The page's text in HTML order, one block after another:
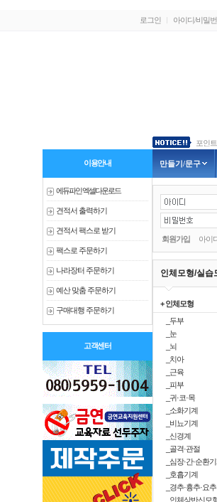
로그인 아이디/비밀
이용안내
에듀파인 엑셀다운로드
견적서 출력하기
견적서 팩스로 받기
팩스로 주문하기
나라장터 주문하기
예산 맞춤 주문하기
구매대행 주문하기
고객센터
포인
3가지
흡연
1.신제
2.신제
만들기/문구
회원가입 아이
인체모형/실습
+ 인체모형
_두부
_눈
_뇌
_치아
_근육
_피부
_귀·코·목
_소화기계
_비뇨기계
_신경계
_골격·관절
_심장·간·순환
_호흡기계
_경추·흉추·요추
_인체상반신모